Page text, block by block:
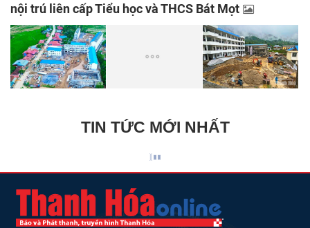
nội trú liên cấp Tiểu học và THCS Bát Mọt
TIN TỨC MỚI NHẤT